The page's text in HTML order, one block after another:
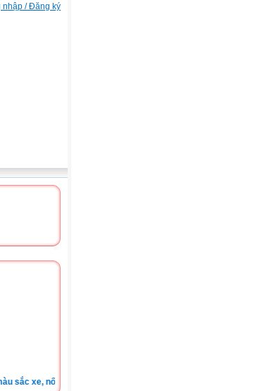
nhập / Đăng ký
xe, nốt ruồi, xem tuổi.v.v.v )